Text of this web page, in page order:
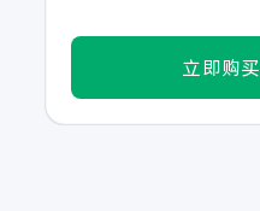
立即购买